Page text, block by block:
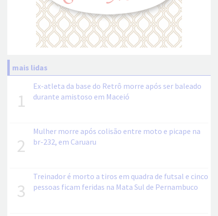
mais lidas
1
Ex-atleta da base do Retrô morre após ser baleado
durante amistoso em Maceió
2
Mulher morre após colisão entre moto e picape na
br-232, em Caruaru
3
Treinador é morto a tiros em quadra de futsal e cinco
pessoas ficam feridas na Mata Sul de Pernambuco